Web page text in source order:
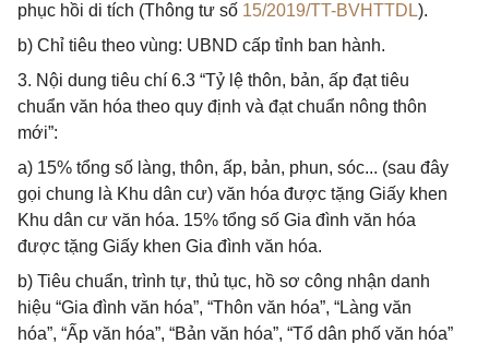
phục hồi di tích (Thông tư số 15/2019/TT-BVHTTDL).
b) Chỉ tiêu theo vùng: UBND cấp tỉnh ban hành.
3. Nội dung tiêu chí 6.3 “Tỷ lệ thôn, bản, ấp đạt tiêu
chuẩn văn hóa theo quy định và đạt chuẩn nông thôn
mới”:
a) 15% tổng số làng, thôn, ấp, bản, phun, sóc... (sau đây
gọi chung là Khu dân cư) văn hóa được tặng Giấy khen
Khu dân cư văn hóa. 15% tổng số Gia đình văn hóa
được tặng Giấy khen Gia đình văn hóa.
b) Tiêu chuẩn, trình tự, thủ tục, hồ sơ công nhận danh
hiệu “Gia đình văn hóa”, “Thôn văn hóa”, “Làng văn
hóa”, “Ấp văn hóa”, “Bản văn hóa”, “Tổ dân phố văn hóa”